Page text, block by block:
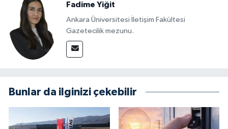
Fadime Yiğit
Ankara Üniversitesi İletişim Fakültesi
Gazetecilik mezunu.
Bunlar da ilginizi çekebilir